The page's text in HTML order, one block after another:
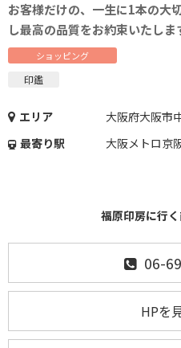
お客様だけの、一生に1本の大
し最高の品質をお約束いたしま
ショッピング
印鑑
エリア
大阪府大阪市
最寄り駅
大阪メトロ京
福原印房に行
06-
HPを